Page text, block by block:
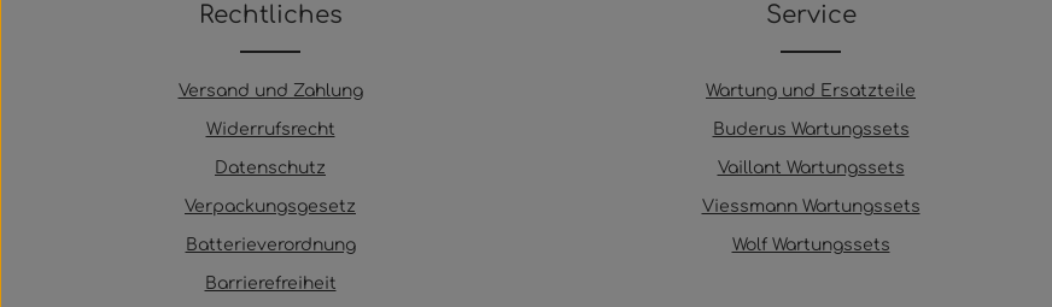
Rechtliches
Versand und Zahlung
Widerrufsrecht
Datenschutz
Verpackungsgesetz
Batterieverordnung
Barrierefreiheit
Service
Wartung und Ersatzteile
Buderus Wartungssets
Vaillant Wartungssets
Viessmann Wartungssets
Wolf Wartungssets